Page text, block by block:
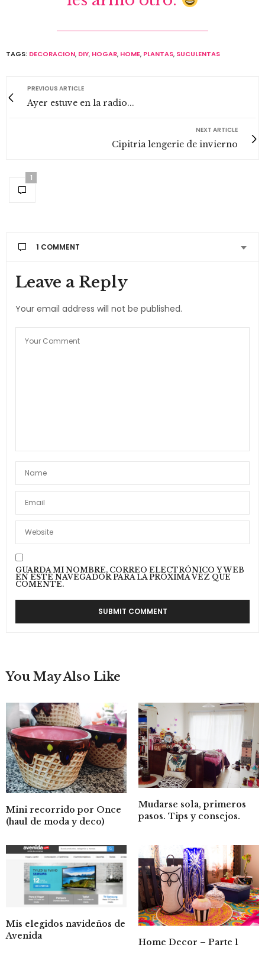
TAGS: DECORACION, DIY, HOGAR, HOME, PLANTAS, SUCULENTAS
PREVIOUS ARTICLE
Ayer estuve en la radio...
NEXT ARTICLE
Cipitria lengerie de invierno
1
1 COMMENT
SUSY DICE:
Muy bueno !!Con el paso a paso refacil!!!
Leave a Reply
Your email address will not be published.
GUARDA MI NOMBRE, CORREO ELECTRÓNICO Y WEB
EN ESTE NAVEGADOR PARA LA PRÓXIMA VEZ QUE
COMENTE.
You May Also Like
Mini recorrido por Once
(haul de moda y deco)
Mudarse sola, primeros
pasos. Tips y consejos.
Mis elegidos navideños de
Avenida
Home Decor – Parte 1